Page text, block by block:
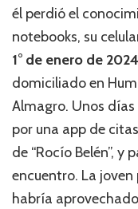
él perdió el
notebooks, su
1° de enero de 2024
domiciliado en
Almagro. Unos
por una app de
de “Rocío Belén”, y
encuentro. La
habría